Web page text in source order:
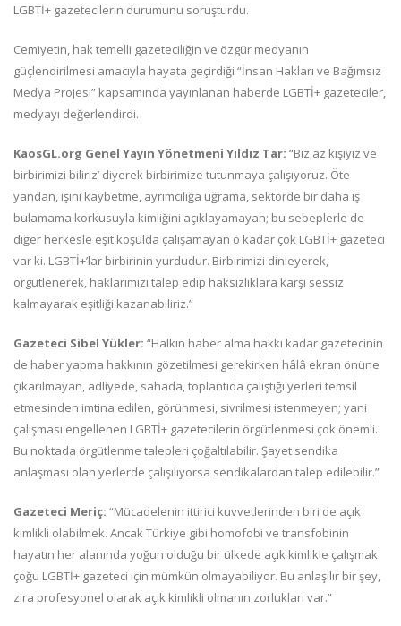
LGBTİ+ gazetecilerin durumunu soruşturdu.
Cemiyetin, hak temelli gazeteciliğin ve özgür medyanın
güçlendirilmesi amacıyla hayata geçirdiği “İnsan Hakları ve Bağımsız
Medya Projesi” kapsamında yayınlanan haberde LGBTİ+ gazeteciler,
medyayı değerlendirdi.
KaosGL.org Genel Yayın Yönetmeni Yıldız Tar: “Biz az kişiyiz ve
birbirimizi biliriz’ diyerek birbirimize tutunmaya çalışıyoruz. Öte
yandan, işini kaybetme, ayrımcılığa uğrama, sektörde bir daha iş
bulamama korkusuyla kimliğini açıklayamayan; bu sebeplerle de
diğer herkesle eşit koşulda çalışamayan o kadar çok LGBTİ+ gazeteci
var ki. LGBTİ+’lar birbirinin yurdudur. Birbirimizi dinleyerek,
örgütlenerek, haklarımızı talep edip haksızlıklara karşı sessiz
kalmayarak eşitliği kazanabiliriz.”
Gazeteci Sibel Yükler: “Halkın haber alma hakkı kadar gazetecinin
de haber yapma hakkının gözetilmesi gerekirken hâlâ ekran önüne
çıkarılmayan, adliyede, sahada, toplantıda çalıştığı yerleri temsil
etmesinden imtina edilen, görünmesi, sivrilmesi istenmeyen; yani
çalışması engellenen LGBTİ+ gazetecilerin örgütlenmesi çok önemli.
Bu noktada örgütlenme talepleri çoğaltılabilir. Şayet sendika
anlaşması olan yerlerde çalışılıyorsa sendikalardan talep edilebilir.”
Gazeteci Meriç: “Mücadelenin ittirici kuvvetlerinden biri de açık
kimlikli olabilmek. Ancak Türkiye gibi homofobi ve transfobinin
hayatın her alanında yoğun olduğu bir ülkede açık kimlikle çalışmak
çoğu LGBTİ+ gazeteci için mümkün olmayabiliyor. Bu anlaşılır bir şey,
zira profesyonel olarak açık kimlikli olmanın zorlukları var.”